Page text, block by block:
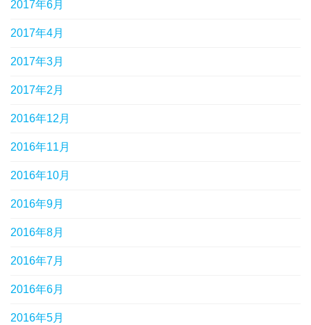
2017年6月
2017年4月
2017年3月
2017年2月
2016年12月
2016年11月
2016年10月
2016年9月
2016年8月
2016年7月
2016年6月
2016年5月